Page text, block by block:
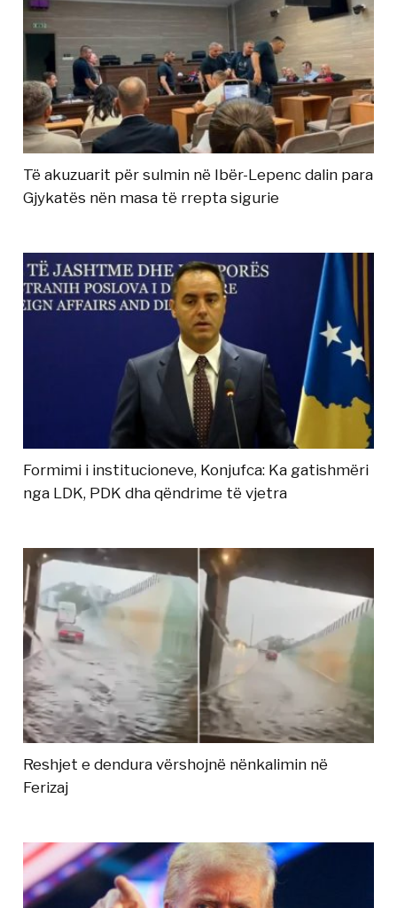
Të akuzuarit për sulmin në Ibër-Lepenc dalin para
Gjykatës nën masa të rrepta sigurie
Formimi i institucioneve, Konjufca: Ka gatishmëri
nga LDK, PDK dha qëndrime të vjetra
Reshjet e dendura vërshojnë nënkalimin në
Ferizaj